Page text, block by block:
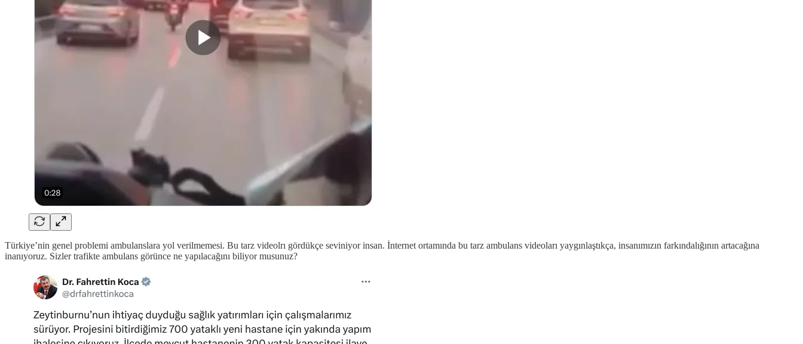
Türkiye’nin genel problemi ambulanslara yol verilmemesi. Bu tarz videolrı gördükçe seviniyor insan. İnternet ortamında bu tarz ambulans videoları yaygınlaştıkça, insanımızın farkındalığının artacağına
inanıyoruz. Sizler trafikte ambulans görünce ne yapılacağını biliyor musunuz?